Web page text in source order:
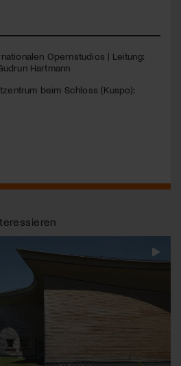
Opernstudios | Leitung:
Hartmann
beim Schloss (Kuspo):